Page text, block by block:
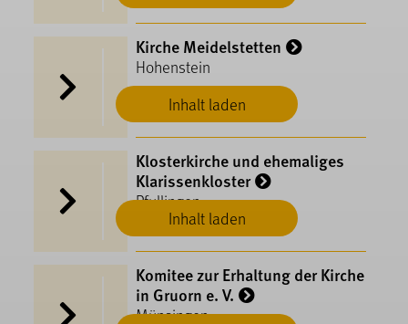
Inhalt laden
Kirche Meidelstetten
Hohenstein
Inhalt laden
Klosterkirche und ehemaliges
Klarissenkloster
Pfullingen
Komitee zur Erhaltung der Kirche
in Gruorn e. V.
Münsingen